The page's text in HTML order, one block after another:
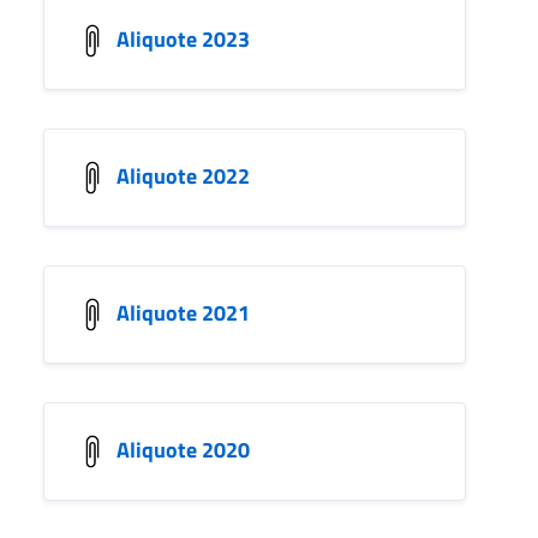
Aliquote 2023
Aliquote 2022
Aliquote 2021
Aliquote 2020